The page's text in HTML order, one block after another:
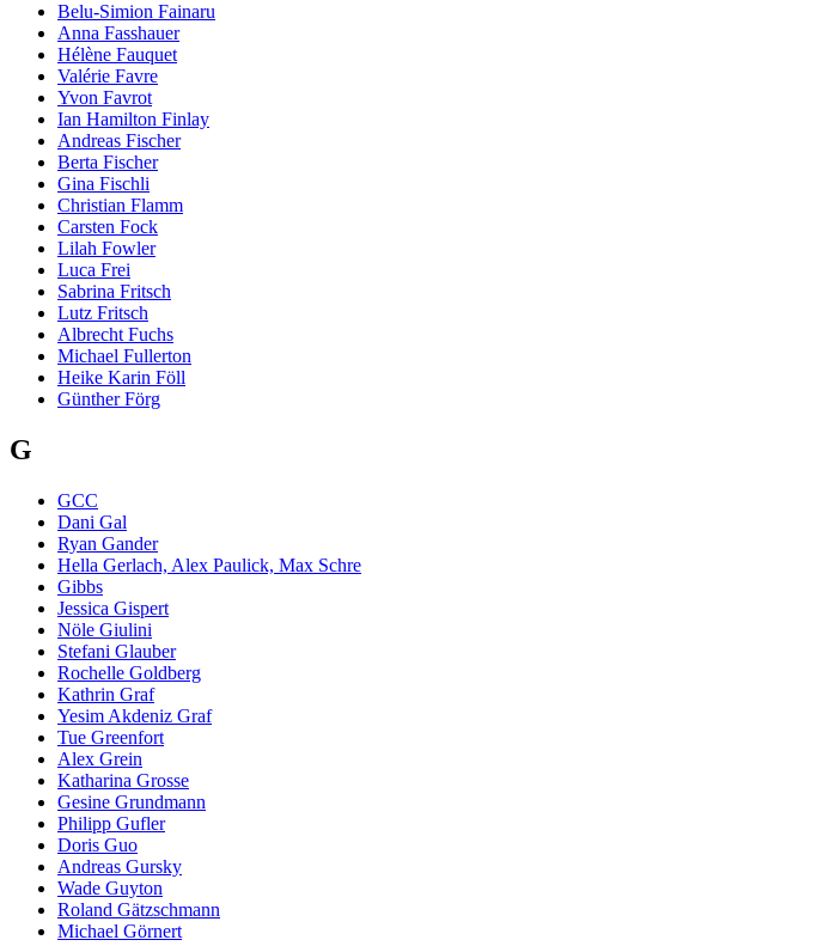
Belu-Simion Fainaru
Anna Fasshauer
Hélène Fauquet
Valérie Favre
Yvon Favrot
Ian Hamilton Finlay
Andreas Fischer
Berta Fischer
Gina Fischli
Christian Flamm
Carsten Fock
Lilah Fowler
Luca Frei
Sabrina Fritsch
Lutz Fritsch
Albrecht Fuchs
Michael Fullerton
Heike Karin Föll
Günther Förg
G
GCC
Dani Gal
Ryan Gander
Hella Gerlach, Alex Paulick, Max Schre
Gibbs
Jessica Gispert
Nöle Giulini
Stefani Glauber
Rochelle Goldberg
Kathrin Graf
Yesim Akdeniz Graf
Tue Greenfort
Alex Grein
Katharina Grosse
Gesine Grundmann
Philipp Gufler
Doris Guo
Andreas Gursky
Wade Guyton
Roland Gätzschmann
Michael Görnert